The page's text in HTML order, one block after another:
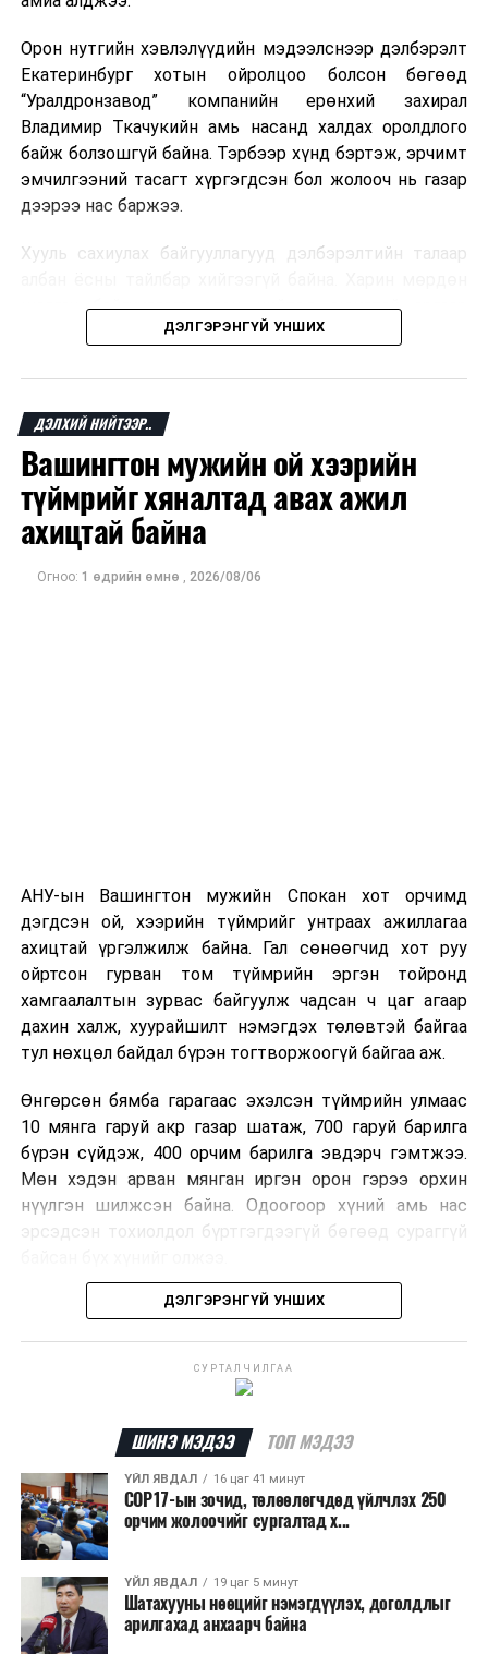
Улаанбаатар хотын 24 мега төслийн нэг Лаг шатаах
магадлангийн дүгнэлт гаргууллаа
ӨМНӨХ МЭДЭЭ
Улаанбаатарын түгжрэлийг бууруулах салбар төмөр
замыг үндэсний компаниуд тавьж байна
хувь Францын зах зээлээс бүрддэг бөгөөд тус улсын
Мароккогийн хөдөлмөр эрхлэлтийн сайд мэдэгджээ.
Орон нутгийн хэвлэлүүдийн мэдээлснээр дэлбэрэлт
Екатеринбург хотын ойролцоо болсон бөгөөд
“Уралдронзавод” компанийн ерөнхий захирал
Владимир Ткачукийн амь насанд халдах оролдлого
байж болзошгүй байна. Тэрбээр хүнд бэртэж, эрчимт
эмчилгээний тасагт хүргэгдсэн бол жолооч нь газар
дээрээ нас баржээ.
Хууль сахиулах байгууллагууд дэлбэрэлтийн талаар
шалгах байгууллага олон нийтэд аюултай аргаар
хүний амь насанд халдахыг завдсан гэх үндэслэлээр
мэдээлжээ.
“Уралдронзавод” компани 2023 онд Екатеринбург
хотод байгуулагдсан бөгөөд нисгэгчгүй нисэх
төхөөрөмж үйлдвэрлэдэг аж. Тус компанийн 2025
оны орлого 6.2 тэрбум рубль, цэвэр ашиг нь 1.9
тэрбум рубльд хүрсэн гэж РБК мэдээлсэн байна.
Одоогоор дэлбэрэлтийн шалтгаан, хэрэгт холбоотой
ДЭЛГЭРЭНГҮЙ УНШИХ
ДЭЛХИЙ НИЙТЭЭР..
Вашингтон мужийн ой хээрийн
түймрийг хяналтад авах ажил
ахицтай байна
Огноо: 1 өдрийн өмнө , 2026/08/06
АНУ-ын Вашингтон мужийн Спокан хот орчимд
дэгдсэн ой, хээрийн түймрийг унтраах ажиллагаа
ахицтай үргэлжилж байна. Гал сөнөөгчид хот руу
ойртсон гурван том түймрийн эргэн тойронд
хамгаалалтын зурвас байгуулж чадсан ч цаг агаар
дахин халж, хуурайшилт нэмэгдэх төлөвтэй байгаа
тул нөхцөл байдал бүрэн тогтворжоогүй байгаа аж.
Өнгөрсөн бямба гарагаас эхэлсэн түймрийн улмаас
10 мянга гаруй акр газар шатаж, 700 гаруй барилга
бүрэн сүйдэж, 400 орчим барилга эвдэрч гэмтжээ.
Мөн хэдэн арван мянган иргэн орон гэрээ орхин
нүүлгэн шилжсэн байна. Одоогоор хүний амь нас
эрсэдсэн тохиолдол бүртгэгдээгүй бөгөөд сураггүй
Албаныхны мэдээлснээр түймрийн нэг голомтыг
шатаасан гэх үндэслэлээр эрүүгийн хэрэг үүсгэн
шалтгааныг үргэлжлүүлэн тогтоож байгаа бөгөөд
аянгын улмаас үүсээгүй гэж үзэж байгаа аж.
Одоогоор АНУ даяар 13 мужид 90 гаруй томоохон ой,
хээрийн түймэр идэвхтэй үргэлжилж байгаагийн
талаас илүү нь Орегон болон Вашингтон мужид
бүртгэгдсэн байна. Цаг уурын байгууллагууд ойрын
өдрүүдэд агаарын температур дахин огцом
нэмэгдэж, хуурайшилт эрчимжих төлөвтэй байгааг
ДЭЛГЭРЭНГҮЙ УНШИХ
СУРТАЛЧИЛГАА
ШИНЭ МЭДЭЭ ТОП МЭДЭЭ
ҮЙЛ ЯВДАЛ 16 цаг 41 минут
COP17-ын зочид, төлөөлөгчдөд үйлчлэх 250
орчим жолоочийг сургалтад х...
ҮЙЛ ЯВДАЛ 19 цаг 5 минут
Шатахууны нөөцийг нэмэгдүүлэх, доголдлыг
арилгахад анхаарч байна